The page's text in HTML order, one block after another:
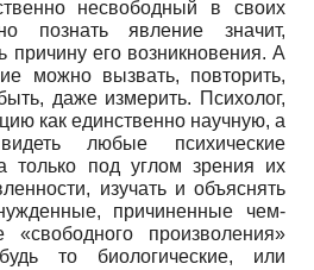
несвободный в своих
познать явление значит,
причину его возникновения. А
можно вызвать, повторить,
даже измерить. Психолог,
как единственно научную, a
любые психические
только под углом зрения их
изучать и объяснять
причиненные чем-
произволения»
то биологические, или